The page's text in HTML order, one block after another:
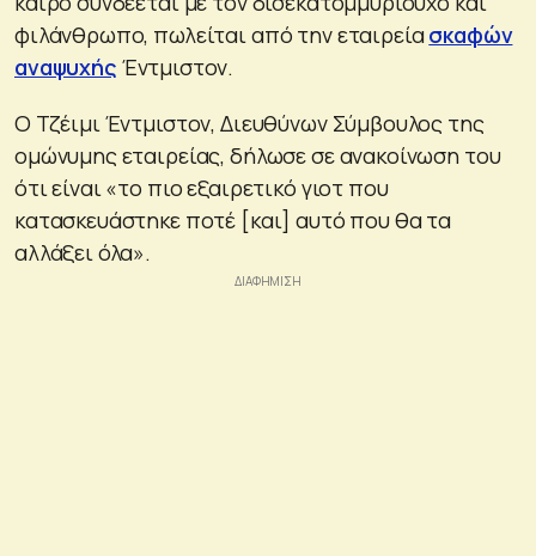
φιλάνθρωπο, πωλείται από την εταιρείασκαφών
αναψυχής Έντμιστον.
Ο Τζέιμι Έντμιστον, Διευθύνων Σύμβουλος της
ομώνυμης εταιρείας, δήλωσε σε ανακοίνωση του
ότι είναι «το πιο εξαιρετικό γιοτ που
κατασκευάστηκε ποτέ [και] αυτό που θα τα
αλλάξει όλα».